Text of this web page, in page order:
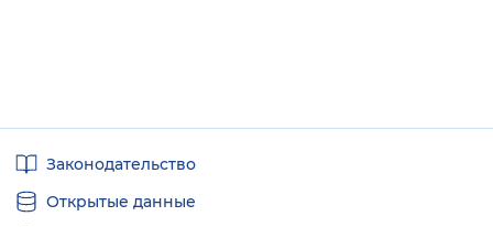
ссылкиЗаконодательство
Открытые данные